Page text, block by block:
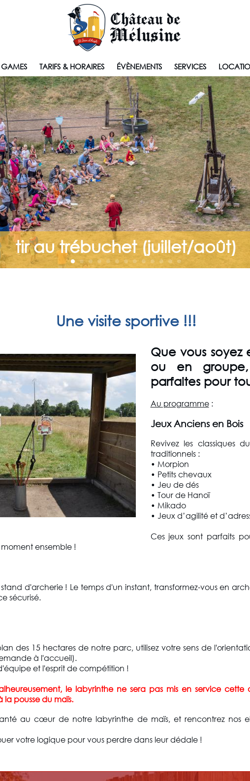
GAMES TARIFS & HORAIRES ÉVÈNEMENTS SERVICES
tir au trébuchet (juillet/août)
Une visite sportive !!!
Que vous soyez
ou en
parfaites pour
Au programme:
Jeux Anciens en Bois
Revivez les classiques
traditionnels :
• Morpion
• Petits chevaux
• Jeu de dés
• Tour de Hanoï
• Mikado
• Jeux d’agilité et
Ces jeux sont parfaits
ensemble !
d'archerie ! Le temps d'un instant, transformez-vous en
sécurisé.
des 15 hectares de notre parc, utilisez votre sens de
à l'accueil).
et l'esprit de compétition !
le labyrinthe ne sera pas mis en service cette
pousse du maïs.
au cœur de notre labyrinthe de maïs, et rencontrez nos
votre logique pour vous perdre dans leur dédale !